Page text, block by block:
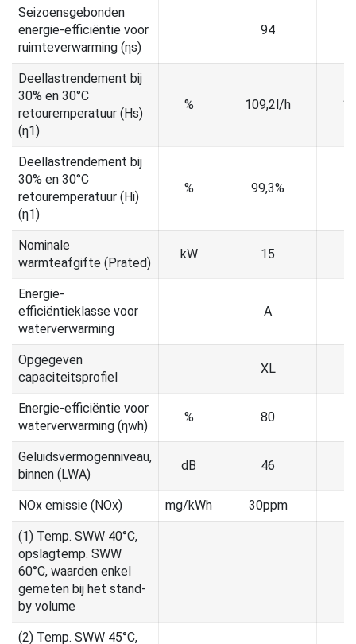
Seizoensgebonden
energie-efficiëntie voor
ruimteverwarming (ƞs)
94
Deellastrendement bij
30% en 30°C
retouremperatuur (Hs)
(ƞ1)
% 109,2l/h
Deellastrendement bij
30% en 30°C
retouremperatuur (Hi)
(ƞ1)
% 99,3%
Nominale
warmteafgifte (Prated)
kW 15
Energie-
efficiëntieklasse voor
waterverwarming
A
Opgegeven
capaciteitsprofiel
XL
Energie-efficiëntie voor
waterverwarming (ƞwh)
% 80
Geluidsvermogenniveau,
binnen (LWA)
dB 46
NOx emissie (NOx) mg/kWh 30ppm
(1) Temp. SWW 40°C,
opslagtemp. SWW
60°C, waarden enkel
gemeten bij het stand-
by volume
(2) Temp. SWW 45°C,